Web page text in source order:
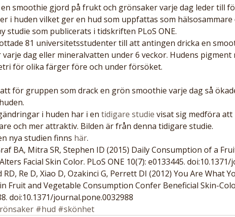
i huden vilket ger en hud som uppfattas som
studie som publicerats i tidskriften PLoS ONE.
81 universitetsstudenter till att antingen dricka en
dag eller mineralvatten under 6 veckor. Hudens pigment
för olika färger före och under försöket.
för gruppen som drack en grön smoothie varje dag så
i huden har i en tidigare studie visat sig medföra
och mer attraktiv. Bilden är från denna tidigare studie.
nya studien finns här.
BA, Mitra SR, Stephen ID (2015) Daily Consumption of a
Facial Skin Color. PLoS ONE 10(7): e0133445.
Re D, Xiao D, Ozakinci G, Perrett DI (2012) You Are What
Fruit and Vegetable Consumption Confer Beneficial Skin-
doi:10.1371/journal.pone.0032988
#hud #skönhet